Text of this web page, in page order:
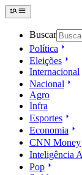
Buscar
Política
Eleições
Internacional
Nacional
Agro
Infra
Esportes
Economia
CNN Money
Inteligência
Pop